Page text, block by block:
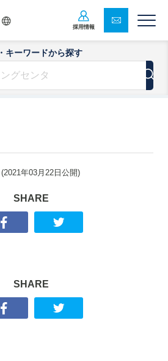
採用情報
キーワードから探す
(2021年03月22日 公開)
SHARE
SHARE